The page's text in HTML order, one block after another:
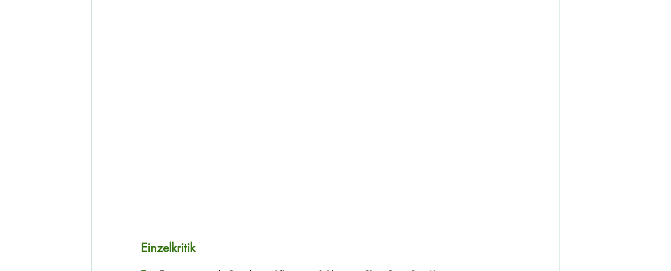
Einzelkritik